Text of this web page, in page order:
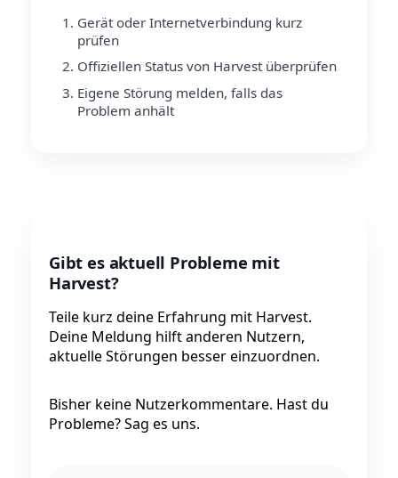
Gerät oder Internetverbindung kurz
prüfen
Offiziellen Status von Harvest überprüfen
Eigene Störung melden, falls das
Problem anhält
Gibt es aktuell Probleme mit
Harvest?
Teile kurz deine Erfahrung mit Harvest.
Deine Meldung hilft anderen Nutzern,
aktuelle Störungen besser einzuordnen.
Bisher keine Nutzerkommentare. Hast du
Probleme? Sag es uns.